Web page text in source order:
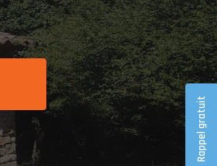
Rappel gratuit
Façade
Zinguerie